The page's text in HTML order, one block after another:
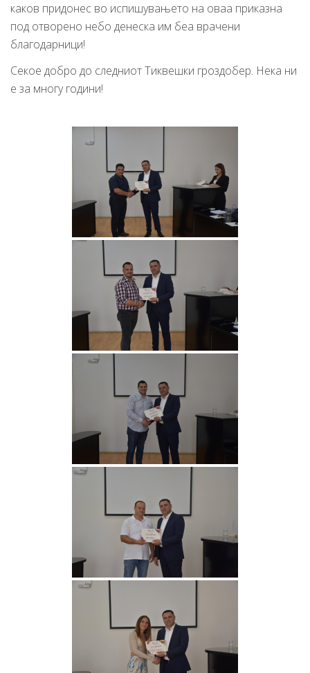
каков придонес во испишувањето на оваа приказна
под отворено небо денеска им беа врачени
благодарници!
Секое добро до следниот Тиквешки гроздобер. Нека ни
е за многу години!